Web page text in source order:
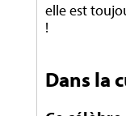
elle est
!
Dans la